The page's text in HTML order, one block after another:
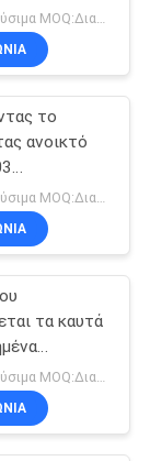
27
14
Διαπραγματεύσιμα MOQ:Διαπραγματεύσιμος
το
ανοικτό
κομμάτιΔιαπραγματεύσιμα MOQ:Διαπραγματεύσιμος
τα καυτά